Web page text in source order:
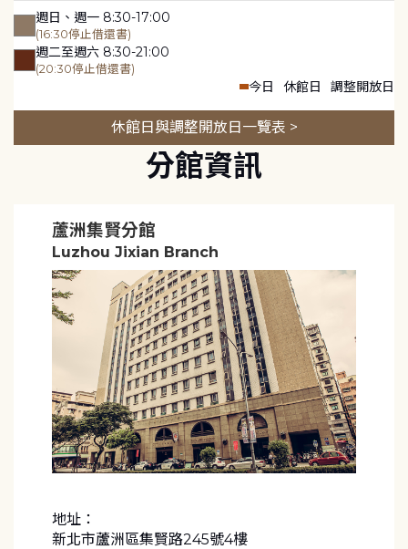
週日、週一 8:30-17:00
(16:30停止借還書)
週二至週六 8:30-21:00
(20:30停止借還書)
今日 休館日 調整開放日
休館日與調整開放日一覽表 >
分館資訊
蘆洲集賢分館
Luzhou Jixian Branch
地址：
新北市蘆洲區集賢路245號4樓